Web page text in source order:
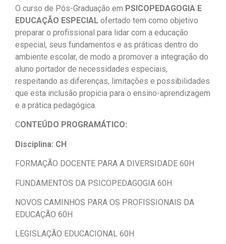
O curso de Pós-Graduação em PSICOPEDAGOGIA E
EDUCAÇÃO ESPECIAL ofertado tem como objetivo
preparar o profissional para lidar com a educação
especial, seus fundamentos e as práticas dentro do
ambiente escolar, de modo a promover a integração do
aluno portador de necessidades especiais,
respeitando as diferenças, limitações e possibilidades
que esta inclusão propicia para o ensino-aprendizagem
e a prática pedagógica.
CONTEÚDO PROGRAMÁTICO:
Disciplina: CH
FORMAÇÃO DOCENTE PARA A DIVERSIDADE 60H
FUNDAMENTOS DA PSICOPEDAGOGIA 60H
NOVOS CAMINHOS PARA OS PROFISSIONAIS DA
EDUCAÇÃO 60H
LEGISLAÇÃO EDUCACIONAL 60H